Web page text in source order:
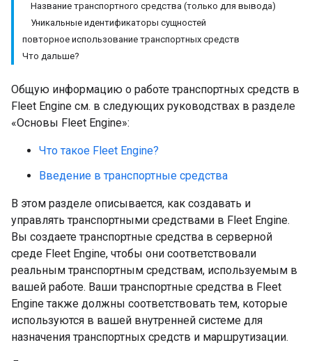
Название транспортного средства (только для вывода)
Уникальные идентификаторы сущностей
повторное использование транспортных средств
Что дальше?
Общую информацию о работе транспортных средств в
Fleet Engine см. в следующих руководствах в разделе
«Основы Fleet Engine»:
Что такое Fleet Engine?
Введение в транспортные средства
В этом разделе описывается, как создавать и
управлять транспортными средствами в Fleet Engine.
Вы создаете транспортные средства в серверной
среде Fleet Engine, чтобы они соответствовали
реальным транспортным средствам, используемым в
вашей работе. Ваши транспортные средства в Fleet
Engine также должны соответствовать тем, которые
используются в вашей внутренней системе для
назначения транспортных средств и маршрутизации.